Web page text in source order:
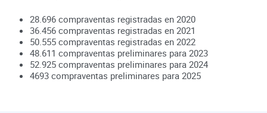
28.696 compraventas registradas en 2020
36.456 compraventas registradas en 2021
50.555 compraventas registradas en 2022
48.611 compraventas preliminares para 2023
52.925 compraventas preliminares para 2024
4693 compraventas preliminares para 2025